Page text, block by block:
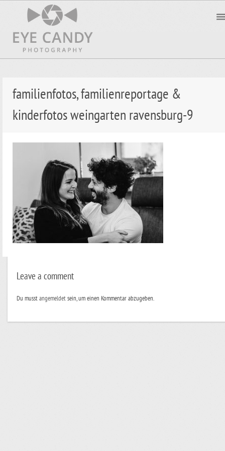
familienfotos, familienreportage &
kinderfotos weingarten ravensburg-9
Leave a comment
Du musstangemeldetsein, um einen Kommentar abzugeben.